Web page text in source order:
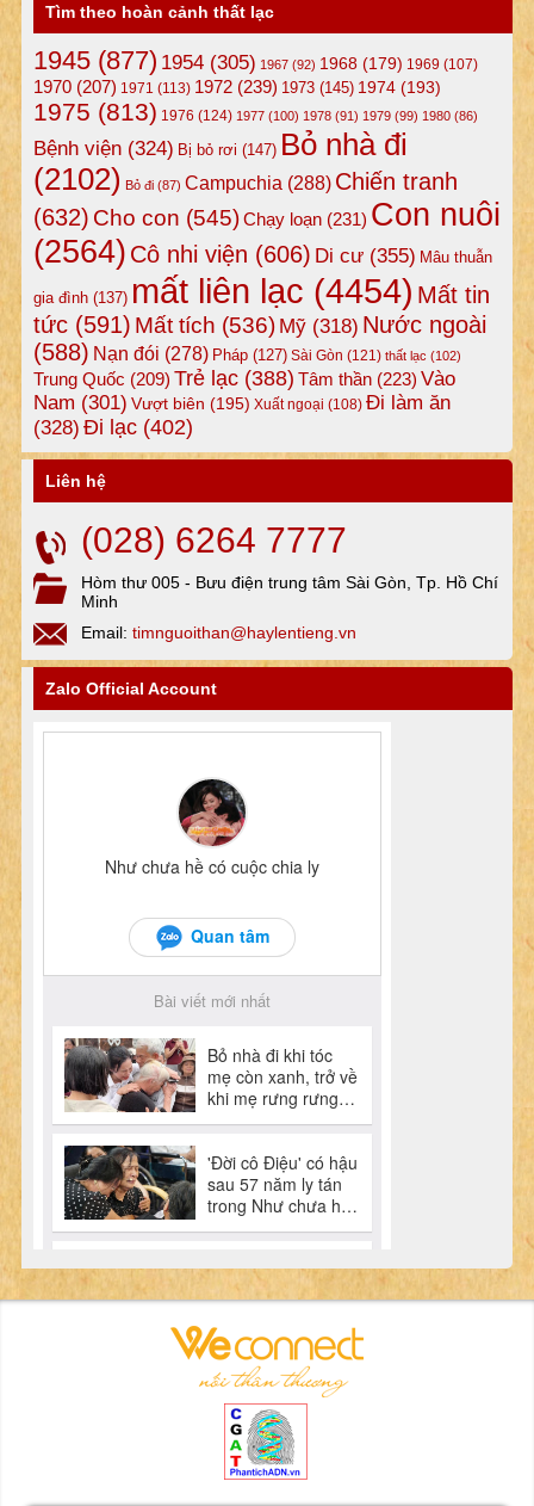
Tìm theo hoàn cảnh thất lạc
1945(877) 1954(305) 1967(92) 1968(179) 1969 (107)
1970(207) 1971 (113) 1972(239) 1973(145) 1974(193)
1975 (813) 1976 (124) 1977(100) 1978(91) 1979(99) 1980(86)
Bệnh viện(324) Bị bỏ rơi (147) Bỏ nhà đi
(2102) Bỏ đi(87) Campuchia (288) Chiến tranh
(632) Cho con (545)Chạy loạn(231) Con nuôi
(2564) Cô nhi viện (606) Di cư(355) Mâu thuẫn
gia đình(137) mất liên lạc (4454) Mất tin
tức(591) Mất tích (536) Mỹ(318) Nước ngoài
(588) Nạn đói (278) Pháp(127) Sài Gòn (121) thất lạc (102)
Trung Quốc (209) Trẻ lạc(388) Tâm thần(223) Vào
Nam (301) Vượt biên (195) Xuất ngoại (108) Đi làm ăn
(328) Đi lạc(402)
Liên hệ
(028) 6264 7777
Hòm thư 005 - Bưu điện trung tâm Sài Gòn, Tp. Hồ Chí
Minh
Email: timnguoithan@haylentieng.vn
Zalo Official Account